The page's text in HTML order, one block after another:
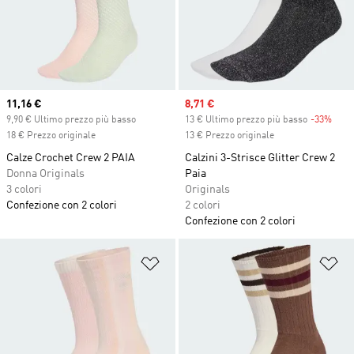
Current price
11,16 €
9,90 € Ultimo prezzo più basso
18 € Prezzo originale
Calze Crochet Crew 2 PAIA
Donna Originals
3 colori
Confezione con 2 colori
Sale price
8,71 €
13 € Ultimo prezzo più basso -33%
13 € Prezzo originale
Calzini 3-Strisce Glitter Crew 2
Paia
Originals
2 colori
Confezione con 2 colori
Aggiungi alla lista dei desideri